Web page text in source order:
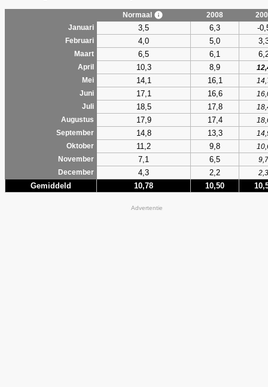
Normaal 2008
Januari
3,5 6,3 -
Februari 4,0 5,0
Maart 6,5 6,1
April 10,3 8,9
Mei
14,1 16,1
Juni
17,1 16,6
Juli
18,5 17,8
Augustus
17,9 17,4
September
14,8 13,3
Oktober
11,2 9,8
November
7,1 6,5
9,7
December
4,3 2,2 2,3
Gemiddeld 10,78 10,50
Advertentie